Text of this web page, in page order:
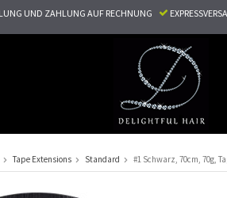
UND ZAHLUNG AUF RECHNUNG
Tape Extensions Standard #1 Schwarz, 70cm, 70g,